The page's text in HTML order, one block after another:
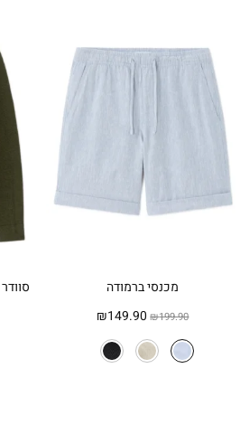
מכנסי ברמודה
₪199.90
המחיר
היה:
₪149.90 המחיר